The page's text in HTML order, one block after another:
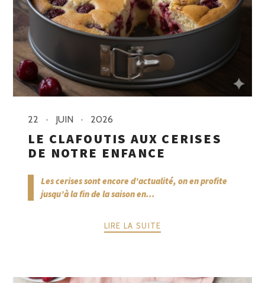
22 JUIN 2026
LE CLAFOUTIS AUX CERISES
DE NOTRE ENFANCE
Les cerises sont encore d’actualité, on en profite
jusqu’à la fin de la saison en...
LIRE LA SUITE